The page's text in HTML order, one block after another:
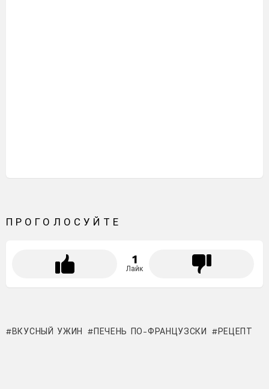
ПРОГОЛОСУЙТЕ
1
Лайк
ВКУСНЫЙ УЖИН ПЕЧЕНЬ ПО-ФРАНЦУЗСКИ РЕЦЕПТ